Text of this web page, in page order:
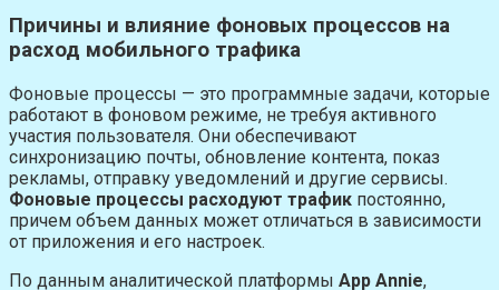
Причины и влияние фоновых процессов на
расход мобильного трафика
Фоновые процессы — это программные задачи, которые
работают в фоновом режиме, не требуя активного
участия пользователя. Они обеспечивают
синхронизацию почты, обновление контента, показ
рекламы, отправку уведомлений и другие сервисы.
Фоновые процессы расходуют трафик постоянно,
причем объем данных может отличаться в зависимости
от приложения и его настроек.
По данным аналитической платформы App Annie,